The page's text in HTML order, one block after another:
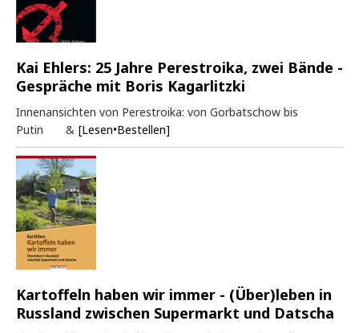
Kai Ehlers: 25 Jahre Perestroika, zwei Bände -
Gespräche mit Boris Kagarlitzki
Innenansichten von Perestroika: von Gorbatschow bis
Putin & [Lesen•Bestellen]
Kartoffeln haben wir immer - (Über)leben in
Russland zwischen Supermarkt und Datscha